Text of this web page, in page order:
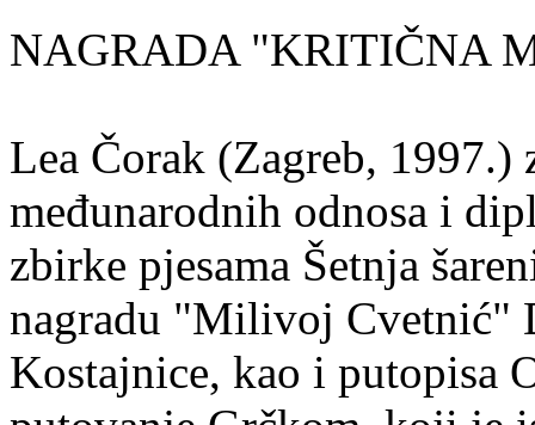
NAGRADA "KRITIČNA
Lea Čorak (Zagreb,
međunarodnih odnosa i
zbirke pjesama Šetnja
nagradu "Milivoj Cvetnić"
Kostajnice, kao i putopisa